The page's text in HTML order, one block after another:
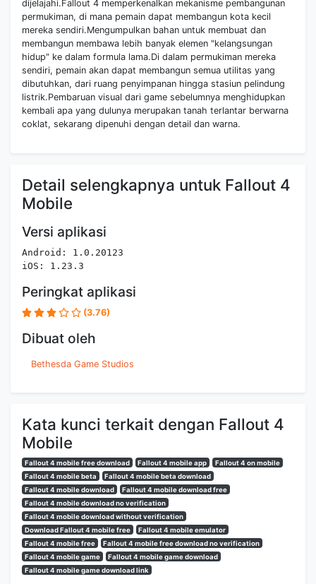
dijelajahi.Fallout 4 memperkenalkan mekanisme pembangunan
permukiman, di mana pemain dapat membangun kota kecil
mereka sendiri.Mengumpulkan bahan untuk membuat dan
membangun membawa lebih banyak elemen "kelangsungan
hidup" ke dalam formula lama.Di dalam permukiman mereka
sendiri, pemain akan dapat membangun semua utilitas yang
dibutuhkan, dari ruang penyimpanan hingga stasiun pelindung
listrik.Pembaruan visual dari game sebelumnya menghidupkan
kembali apa yang dulunya merupakan tanah terlantar berwarna
coklat, sekarang dipenuhi dengan detail dan warna.
Detail selengkapnya untuk Fallout 4
Mobile
Versi aplikasi
Android: 1.0.20123
iOS: 1.23.3
Peringkat aplikasi
(3.76)
Dibuat oleh
Bethesda Game Studios
Kata kunci terkait dengan Fallout 4
Mobile
Fallout 4 mobile free download Fallout 4 mobile app
Fallout 4 on mobile
Fallout 4 mobile beta
Fallout 4 mobile beta download
Fallout 4 mobile download
Fallout 4 mobile download free
Fallout 4 mobile download no verification
Fallout 4 mobile download without verification
Download Fallout 4 mobile free
Fallout 4 mobile emulator
Fallout 4 mobile free
Fallout 4 mobile free download no verification
Fallout 4 mobile game
Fallout 4 mobile game download
Fallout 4 mobile game download link